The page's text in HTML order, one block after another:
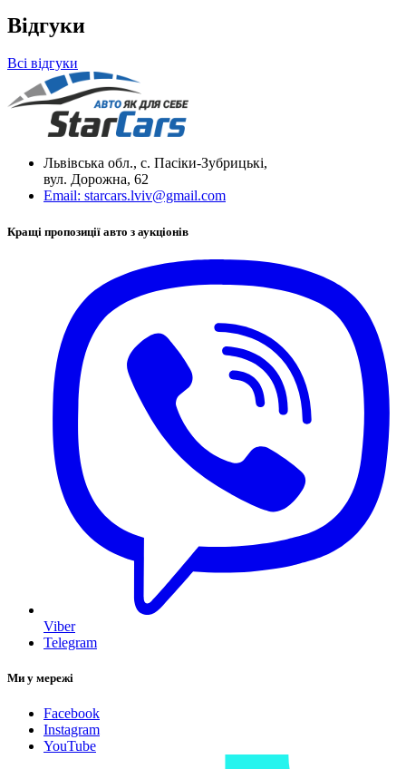
Відгуки
Всі відгуки
Львівська обл., с. Пасіки-Зубрицькі,
вул. Дорожна, 62
Email: starcars.lviv@gmail.com
Кращі пропозиції авто з аукціонів
Viber
Telegram
Ми у мережі
Facebook
Instagram
YouTube